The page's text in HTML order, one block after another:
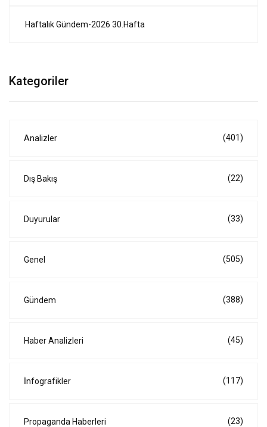
Haftalık Gündem-2026 30.Hafta
Kategoriler
Analizler (401)
Dış Bakış (22)
Duyurular (33)
Genel (505)
Gündem (388)
Haber Analizleri (45)
İnfografikler (117)
Propaganda Haberleri (23)